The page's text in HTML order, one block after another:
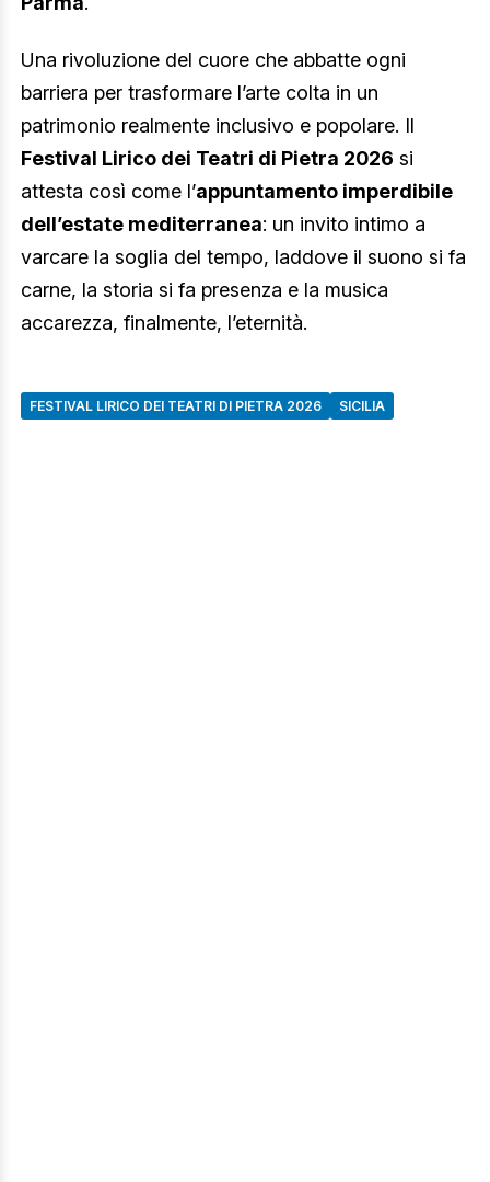
Una rivoluzione del cuore che abbatte ogni
barriera per trasformare l’arte colta in un
patrimonio realmente inclusivo e popolare. Il
Festival Lirico dei Teatri di Pietra 2026 si
attesta così come l’appuntamento imperdibile
dell’estate mediterranea: un invito intimo a
varcare la soglia del tempo, laddove il suono si fa
carne, la storia si fa presenza e la musica
accarezza, finalmente, l’eternità.
FESTIVAL LIRICO DEI TEATRI DI PIETRA 2026 SICILIA